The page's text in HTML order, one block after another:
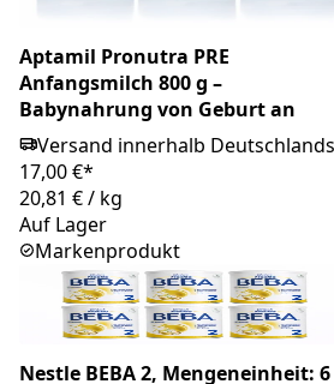
Aptamil Pronutra PRE
Anfangsmilch 800 g –
Babynahrung von Geburt an
Versand innerhalb Deutschlands
17,00 €*
20,81 €/ kg
Auf Lager
Markenprodukt
Nestle BEBA 2, Mengeneinheit: